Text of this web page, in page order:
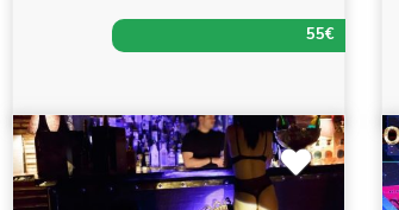
55€